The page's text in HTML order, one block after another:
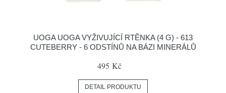
UOGA UOGA VYŽIVUJÍCÍ RTĚNKA (4 G) - 613
CUTEBERRY - 6 ODSTÍNŮ NA BÁZI MINERÁLŮ
495 Kč
DETAIL PRODUKTU